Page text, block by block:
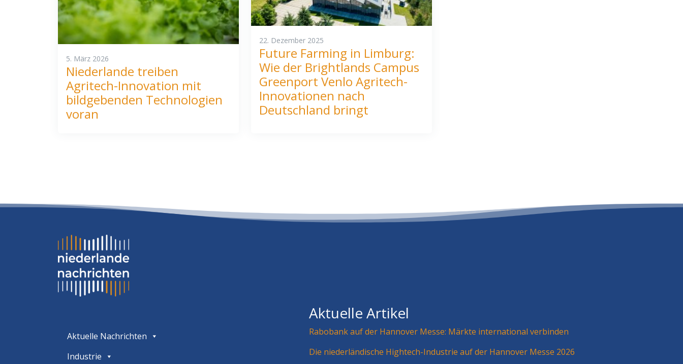
5. März 2026
Niederlande treiben
Agritech-Innovation mit
bildgebenden Technologien
voran
22. Dezember 2025
Future Farming in Limburg:
Wie der Brightlands Campus
Greenport Venlo Agritech-
Innovationen nach
Deutschland bringt
Aktuelle Nachrichten
Industrie
Aktuelle Artikel
Rabobank auf der Hannover Messe: Märkte international verbinden
Die niederländische Hightech-Industrie auf der Hannover Messe 2026